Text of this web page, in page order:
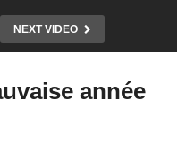
NEXT VIDEO
année